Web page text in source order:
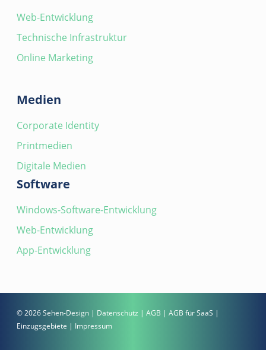
Web-Entwicklung
Technische Infrastruktur
Online Marketing
Medien
Corporate Identity
Printmedien
Digitale Medien
Software
Windows-Software-Entwicklung
Web-Entwicklung
App-Entwicklung
© 2026 Sehen-Design | Datenschutz | AGB | AGB für SaaS |
Einzugsgebiete | Impressum